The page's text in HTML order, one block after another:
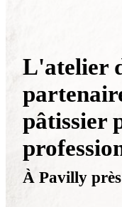
L'atelier
pâtissier
À Pavilly